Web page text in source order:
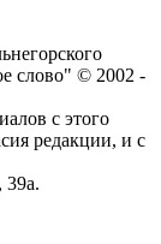
слово" © 2002 -
с этого
редакции, и с
39а.